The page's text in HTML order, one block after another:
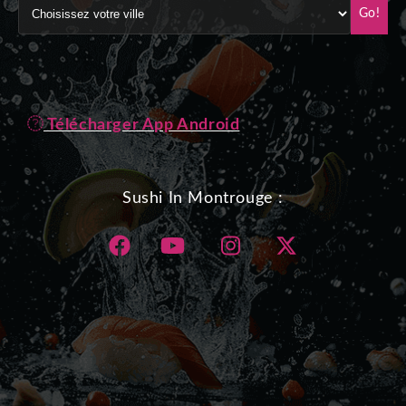
Go!
Télécharger App Android
Sushi In Montrouge :